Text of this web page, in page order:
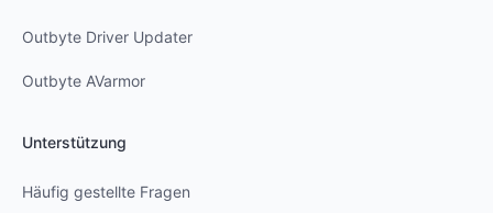
Outbyte Driver Updater
Outbyte AVarmor
Unterstützung
Häufig gestellte Fragen